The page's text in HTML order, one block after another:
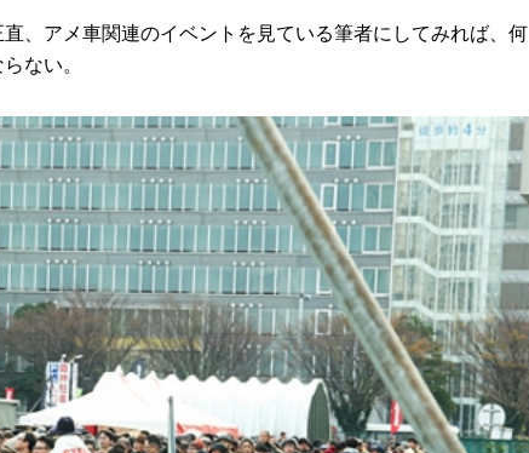
、アメ車関連のイベントを見ている筆者にしてみれば、何
ない。